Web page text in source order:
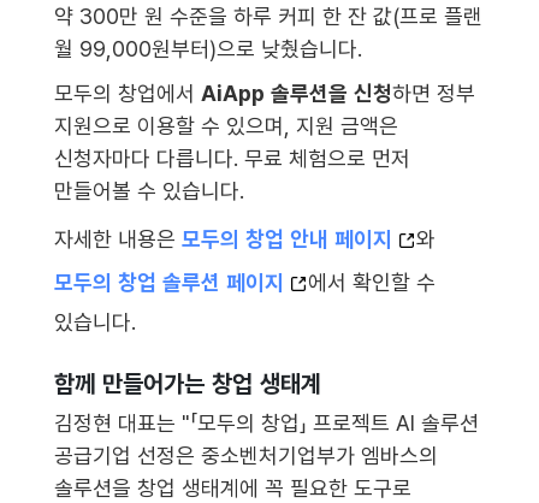
약 300만 원 수준을 하루 커피 한 잔 값(프로 플랜
월 99,000원부터)으로 낮췄습니다.
모두의 창업에서 AiApp 솔루션을 신청하면 정부
지원으로 이용할 수 있으며, 지원 금액은
신청자마다 다릅니다. 무료 체험으로 먼저
만들어볼 수 있습니다.
자세한 내용은 모두의 창업 안내 페이지 와
모두의 창업 솔루션 페이지
에서 확인할 수
있습니다.
함께 만들어가는 창업 생태계
김정현 대표는 "「모두의 창업」 프로젝트 AI 솔루션
공급기업 선정은 중소벤처기업부가 엠바스의
솔루션을 창업 생태계에 꼭 필요한 도구로